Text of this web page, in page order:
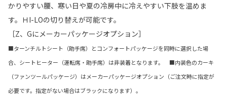
かりやすい腰、寒い日や夏の冷房中に冷えやすい下肢を温めま
す。ＨI-LOの切り替えが可能です。
［Z、Gにメーカーパッケージオプション］
■ターンチルトシート（助手席）とコンフォートパッケージを同時に選択した場
合、シートヒーター（運転席・助手席）は非装着となります。 ■内装色のカーキ
（ファンツールパッケージ）はメーカーパッケージオプション（ご注文時に指定が
必要です。指定がない場合はブラックになります）。